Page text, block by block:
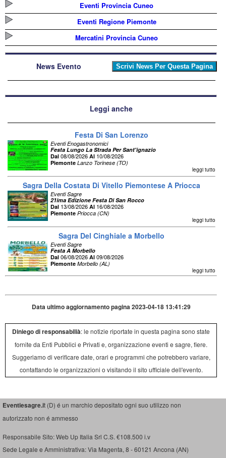
Eventi Provincia Cuneo
Eventi Regione Piemonte
Mercatini Provincia Cuneo
News Evento
Leggi anche
Festa Di San Lorenzo
Eventi Enogastronomici
Festa Lungo La Strada Per Sant'ignazio
Dal 08/08/2026 Al 10/08/2026
Piemonte Lanzo Torinese (TO)
leggi tutto
Sagra Della Costata Di Vitello Piemontese A Priocca
Eventi Sagre
21ima Edizione Festa Di San Rocco
Dal 13/08/2026 Al 16/08/2026
Piemonte Priocca (CN)
leggi tutto
Sagra Del Cinghiale a Morbello
Eventi Sagre
Festa A Morbello
Dal 06/08/2026 Al 09/08/2026
Piemonte Morbello (AL)
leggi tutto
Data ultimo aggiornamento pagina 2023-04-18 13:41:29
Diniego di responsabilià: le notizie riportate in questa pagina sono state
fornite da Enti Pubblici e Privati e, organizzazione eventi e sagre, fiere.
Suggeriamo di verificare date, orari e programmi che potrebbero variare,
contattando le organizzazioni o visitando il sito ufficiale dell'evento.
Eventiesagre.it (D) é un marchio depositato ogni suo utilizzo non
autorizzato non é ammesso
Responsabile Sito: Web Up Italia Srl C.S. €108.500 i.v
Sede Legale e Amministrativa: Via Magenta, 8 - 60121 Ancona (AN)